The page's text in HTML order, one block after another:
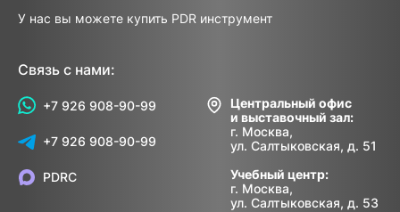
У нас вы можете купить PDR инструмент
Связь с нами:
+7 926 908-90-99
+7 926 908-90-99
Центральный офис
и выставочный зал:
г. Москва,
ул. Салтыковская, д. 51
Учебный центр:
г. Москва,
ул. Салтыковская, д. 53
PDRC